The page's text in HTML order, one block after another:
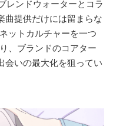
レンドウォーターとコラ
曲提供だけには留まらな
ットカルチャーを一つ
、ブランドのコアター
会いの最大化を狙ってい